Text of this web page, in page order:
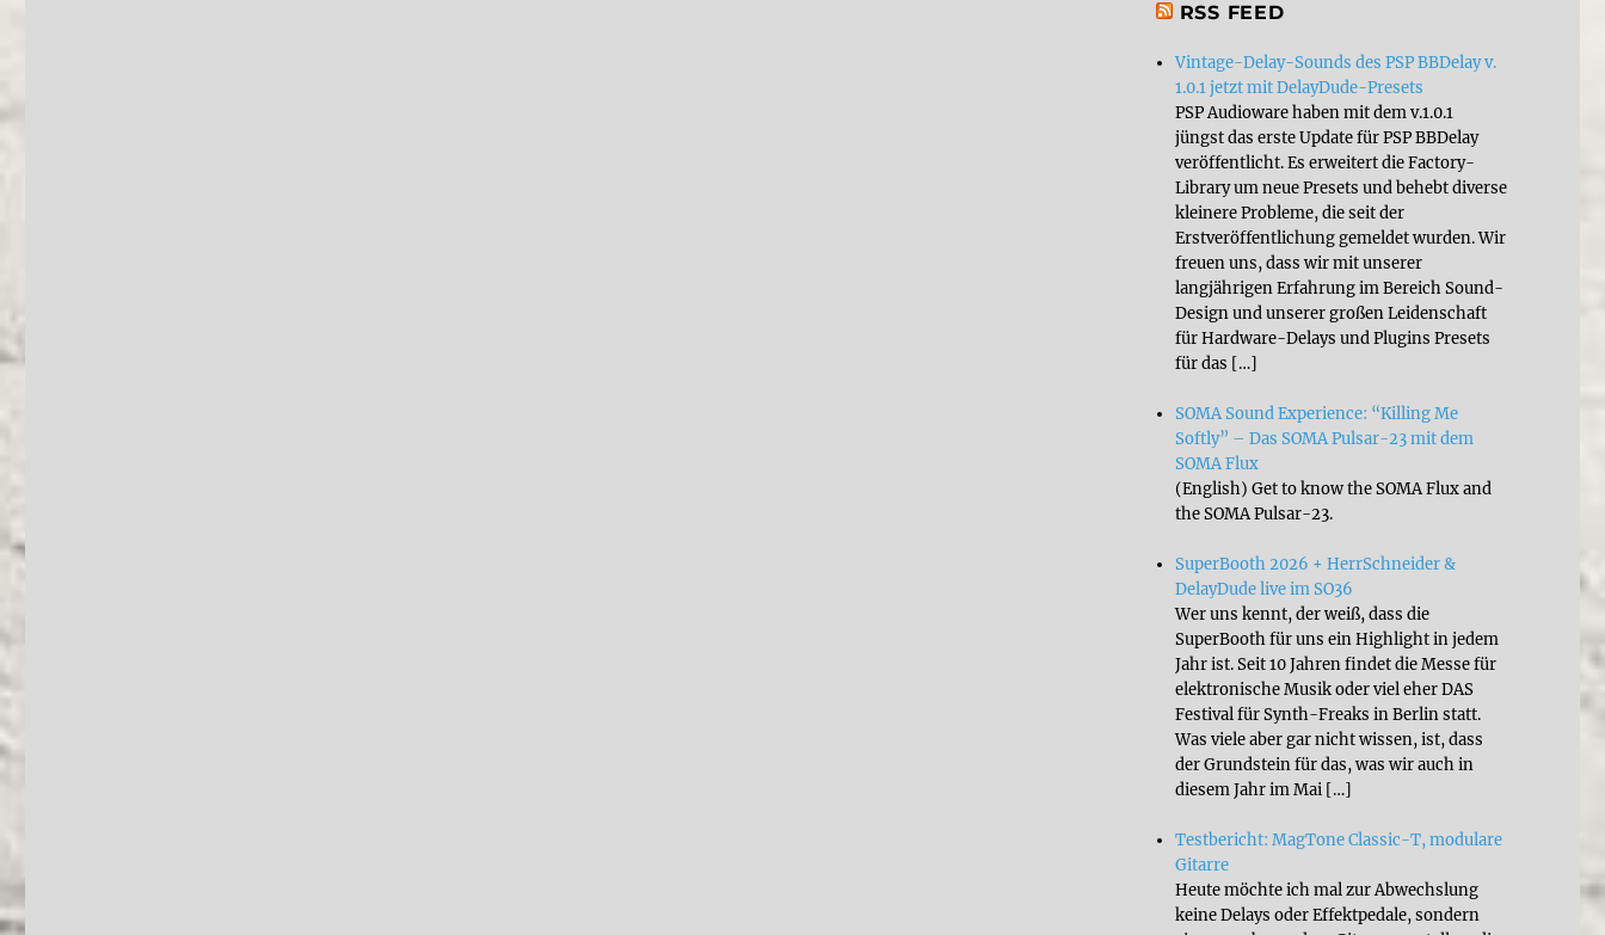
RSS FEED
Vintage-Delay-Sounds des PSP BBDelay v.
1.0.1 jetzt mit DelayDude-Presets
PSP Audioware haben mit dem v.1.0.1
jüngst das erste Update für PSP BBDelay
veröffentlicht. Es erweitert die Factory-
Library um neue Presets und behebt diverse
kleinere Probleme, die seit der
Erstveröffentlichung gemeldet wurden. Wir
freuen uns, dass wir mit unserer
langjährigen Erfahrung im Bereich Sound-
Design und unserer großen Leidenschaft
für Hardware-Delays und Plugins Presets
für das […]
SOMA Sound Experience: “Killing Me
Softly” – Das SOMA Pulsar-23 mit dem
SOMA Flux
(English) Get to know the SOMA Flux and
the SOMA Pulsar-23.
SuperBooth 2026 + HerrSchneider &
DelayDude live im SO36
Wer uns kennt, der weiß, dass die
SuperBooth für uns ein Highlight in jedem
Jahr ist. Seit 10 Jahren findet die Messe für
elektronische Musik oder viel eher DAS
Festival für Synth-Freaks in Berlin statt.
Was viele aber gar nicht wissen, ist, dass
der Grundstein für das, was wir auch in
diesem Jahr im Mai […]
Testbericht: MagTone Classic-T, modulare
Gitarre
Heute möchte ich mal zur Abwechslung
keine Delays oder Effektpedale, sondern